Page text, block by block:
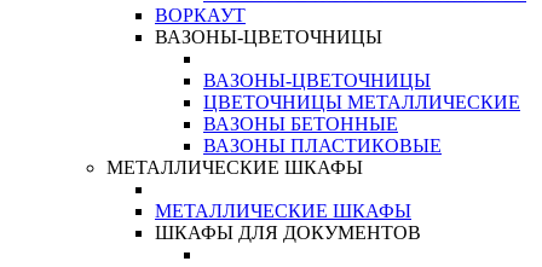
ВОРКАУТ
ВАЗОНЫ-ЦВЕТОЧНИЦЫ
ВАЗОНЫ-ЦВЕТОЧНИЦЫ
ЦВЕТОЧНИЦЫ МЕТАЛЛИЧЕСКИЕ
ВАЗОНЫ БЕТОННЫЕ
ВАЗОНЫ ПЛАСТИКОВЫЕ
МЕТАЛЛИЧЕСКИЕ ШКАФЫ
МЕТАЛЛИЧЕСКИЕ ШКАФЫ
ШКАФЫ ДЛЯ ДОКУМЕНТОВ